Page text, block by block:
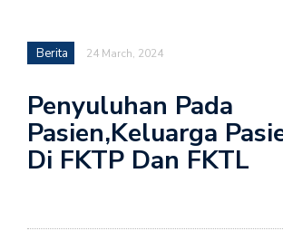
Berita 24 March, 2024
Penyuluhan Pada
Pasien,Keluarga
Di FKTP Dan FKTL